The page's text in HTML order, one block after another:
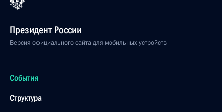
Президент России
Версия официального сайта для мобильных устройств
События
Структура